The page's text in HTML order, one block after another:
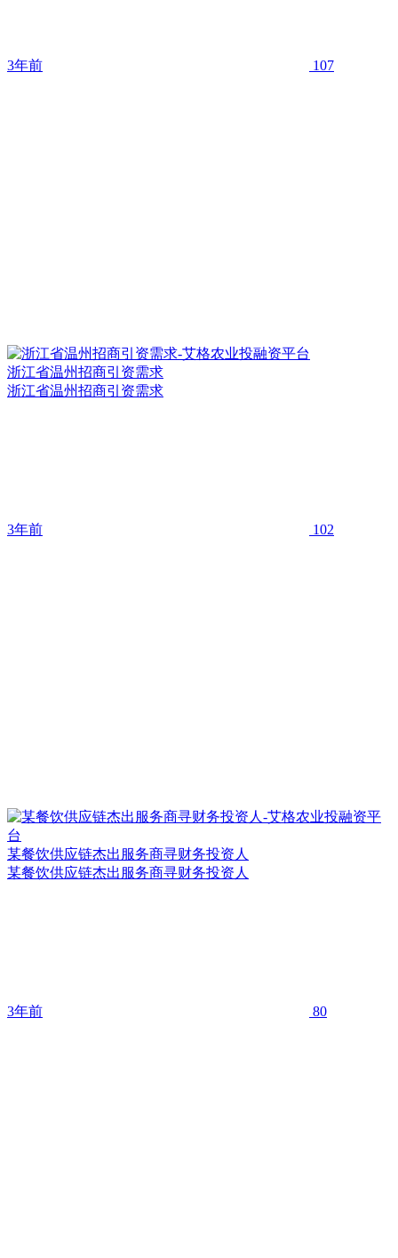
3年前 107
浙江省温州招商引资需求
浙江省温州招商引资需求
3年前 102
某餐饮供应链杰出服务商寻财务投资人
某餐饮供应链杰出服务商寻财务投资人
3年前 80